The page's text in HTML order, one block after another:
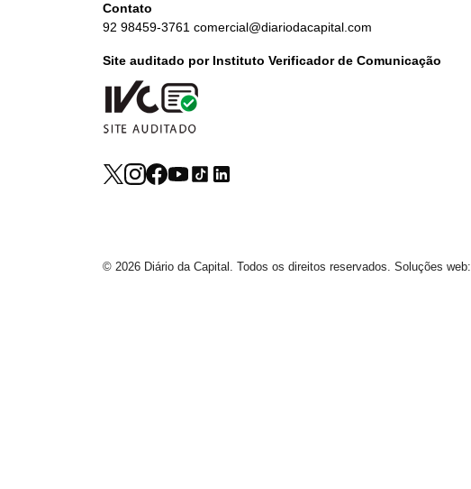
Contato
92 98459-3761 comercial@diariodacapital.com
Site auditado por Instituto Verificador de Comunicação
© 2026 Diário da Capital. Todos os direitos reservados. Soluções web: